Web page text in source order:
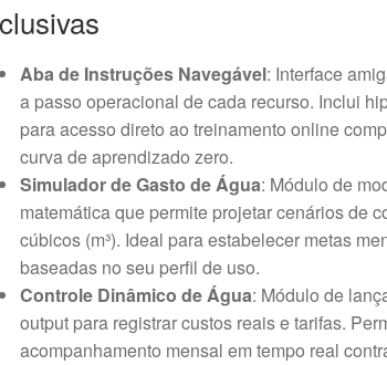
Aba de Instruções Navegável: Interface
a passo operacional de cada recurso. Inclui
para acesso direto ao treinamento online
curva de aprendizado zero.
Simulador de Gasto de Água: Módulo de
matemática que permite projetar cenários de
cúbicos (m³). Ideal para estabelecer metas
baseadas no seu perfil de uso.
Controle Dinâmico de Água: Módulo de
output para registrar custos reais e tarifas.
acompanhamento mensal em tempo real